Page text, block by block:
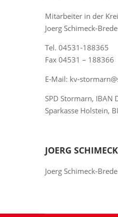
Mitarbeiter in der
Joerg Schimeck-Brede
Tel. 04531-188365
Fax 04531 – 188366
E-Mail: kv-
SPD Stormarn,
Sparkasse Holstein,
JOERG
Joerg Schimeck-